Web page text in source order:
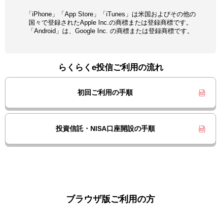
「iPhone」「App Store」「iTunes」は米国およびその他の
国々で登録されたApple Inc.の商標または登録商標です。
「Android」は、Google Inc. の商標または登録商標です。
らくらくe投信ご利用の流れ
初回ご利用の手順
投資信託・NISA口座開設の手順
ブラウザ版ご利用の方